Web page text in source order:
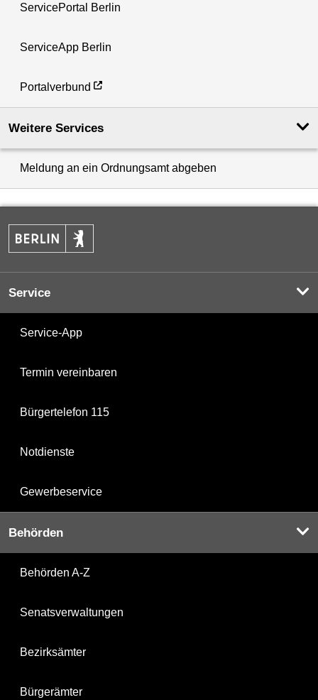
ServicePortal Berlin
ServiceApp Berlin
Portalverbund
Weitere Services
Meldung an ein Ordnungsamt abgeben
Service
Service-App
Termin vereinbaren
Bürgertelefon 115
Notdienste
Gewerbeservice
Behörden
Behörden A-Z
Senatsverwaltungen
Bezirksämter
Bürgerämter